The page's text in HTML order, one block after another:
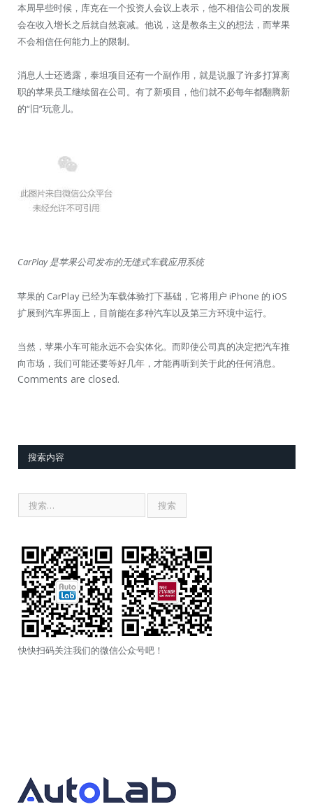
本周早些时候，库克在一个投资人会议上表示，他不相信公司的发展
会在收入增长之后就自然衰减。他说，这是教条主义的想法，而苹果
不会相信任何能力上的限制。
消息人士还透露，泰坦项目还有一个副作用，就是说服了许多打算离
职的苹果员工继续留在公司。有了新项目，他们就不必每年都翻腾新
的“旧”玩意儿。
CarPlay 是苹果公司发布的无缝式车载应用系统
苹果的 CarPlay 已经为车载体验打下基础，它将用户 iPhone 的 iOS
扩展到汽车界面上，目前能在多种汽车以及第三方环境中运行。
当然，苹果小车可能永远不会实体化。而即使公司真的决定把汽车推
向市场，我们可能还要等好几年，才能再听到关于此的任何消息。
Comments are closed.
搜索内容
快快扫码关注我们的微信公众号吧！